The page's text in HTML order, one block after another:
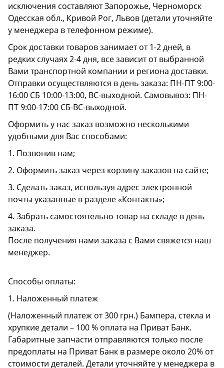
исключения составляют Запорожье, Черноморск
Одесская обл., Кривой Рог, Львов (детали уточняйте
у менеджера в телефонном режиме).
Срок доставки товаров занимает от 1-2 дней, в
редких случаях 2-4 дня, все зависит от выбранной
Вами транспортной компании и региона доставки.
Отправки осуществляются в день заказа: ПН-ПТ 9:00-
16:00 СБ 10:00-13:00, ВС-выходной. Самовывоз: ПН-
ПТ 9:00-17:00 СБ-ВС-выходной.
Оформить у нас заказ возможно несколькими
удобными для Вас способами:
1. Позвонив нам;
2. Оформить заказ через корзину заказов на сайте;
3. Сделать заказ, используя адрес электронной
почты указанные в разделе «Контакты»;
4. Забрать самостоятельно товар на складе в день
заказа.
После получения нами заказа с Вами свяжется наш
менеджер.
Способы оплаты:
1. Наложенный платеж
(Наложенный платеж от 300 грн.) Бампера, стекла и
хрупкие детали – 100 % оплата на Приват Банк.
Габаритные запчасти отправляются только после
предоплаты на Приват Банк в размере около 20% от
стоимости деталей. Детали уточняйте у менеджера в